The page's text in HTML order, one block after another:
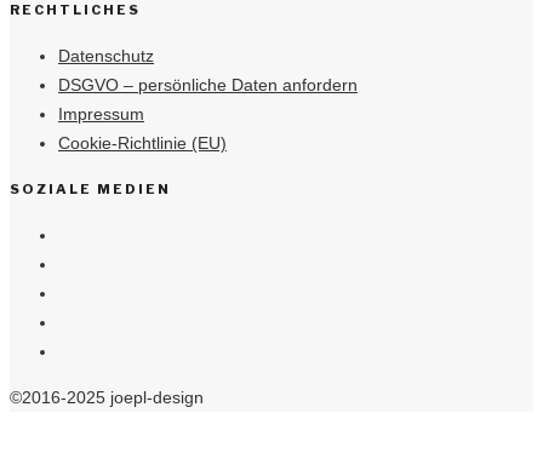
RECHTLICHES
Datenschutz
DSGVO – persönliche Daten anfordern
Impressum
Cookie-Richtlinie (EU)
SOZIALE MEDIEN
©2016-2025 joepl-design